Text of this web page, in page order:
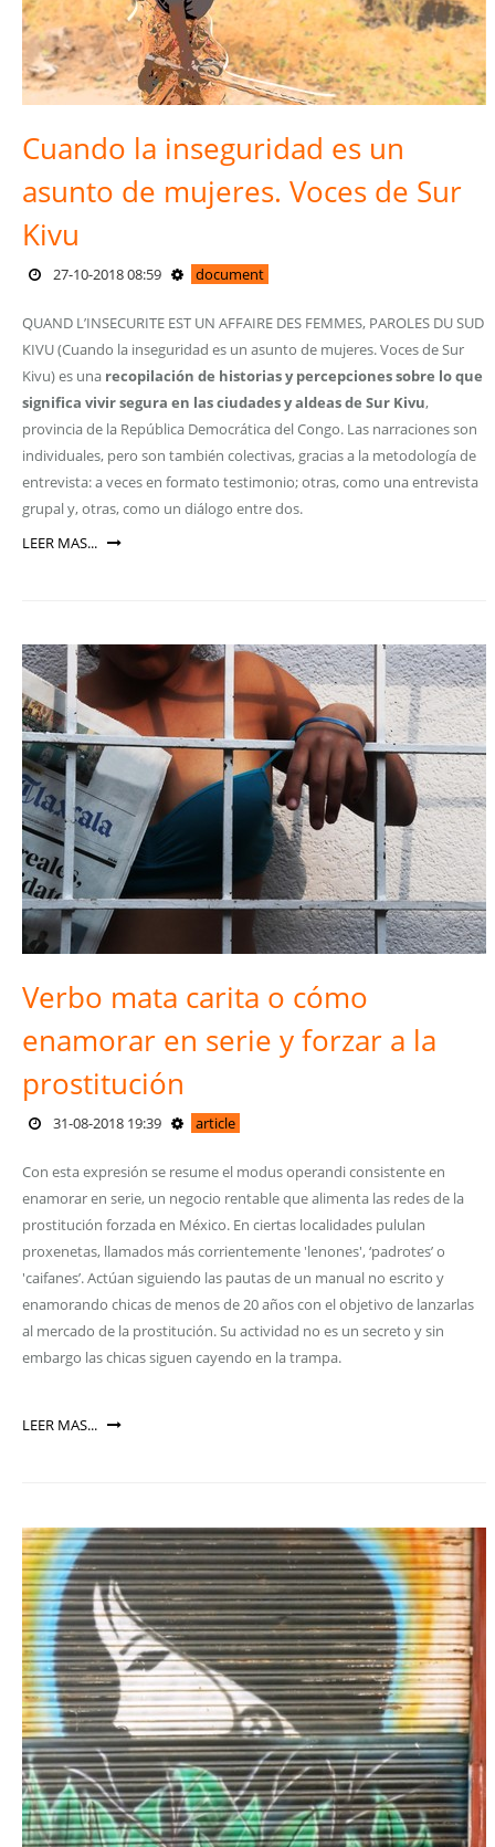
Cuando la inseguridad es un
asunto de mujeres. Voces de Sur
Kivu
27-10-2018 08:59 document
QUAND L’INSECURITE EST UN AFFAIRE DES FEMMES, PAROLES DU SUD
KIVU (Cuando la inseguridad es un asunto de mujeres. Voces de Sur
Kivu) es una recopilación de historias y percepciones sobre lo que
significa vivir segura en las ciudades y aldeas de Sur Kivu,
provincia de la República Democrática del Congo. Las narraciones son
individuales, pero son también colectivas, gracias a la metodología de
entrevista: a veces en formato testimonio; otras, como una entrevista
grupal y, otras, como un diálogo entre dos.
LEER MAS...
Verbo mata carita o cómo
enamorar en serie y forzar a la
prostitución
31-08-2018 19:39 article
Con esta expresión se resume el modus operandi consistente en
enamorar en serie, un negocio rentable que alimenta las redes de la
prostitución forzada en México. En ciertas localidades pululan
proxenetas, llamados más corrientemente 'lenones', ‘padrotes’ o
'caifanes’. Actúan siguiendo las pautas de un manual no escrito y
enamorando chicas de menos de 20 años con el objetivo de lanzarlas
al mercado de la prostitución. Su actividad no es un secreto y sin
embargo las chicas siguen cayendo en la trampa.
LEER MAS...